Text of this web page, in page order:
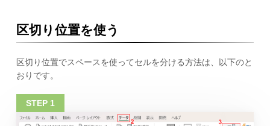
区切り位置を使う
区切り位置でスペースを使ってセルを分ける方法は、以下のと
おりです。